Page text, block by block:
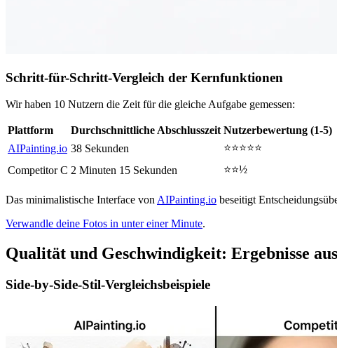
Schritt-für-Schritt-Vergleich der Kernfunktionen
Wir haben 10 Nutzern die Zeit für die gleiche Aufgabe gemessen:
Plattform Durchschnittliche Abschlusszeit Nutzerbewertung (1-5)
AIPainting.io 38 Sekunden
⭐⭐⭐⭐⭐
Competitor C 2 Minuten 15 Sekunden ⭐⭐½
Das minimalistische Interface von AIPainting.io beseitigt
Verwandle deine Fotos in unter einer Minute.
Qualität und Geschwindigkeit: Ergebnisse
Side-by-Side-Stil-Vergleichsbeispiele